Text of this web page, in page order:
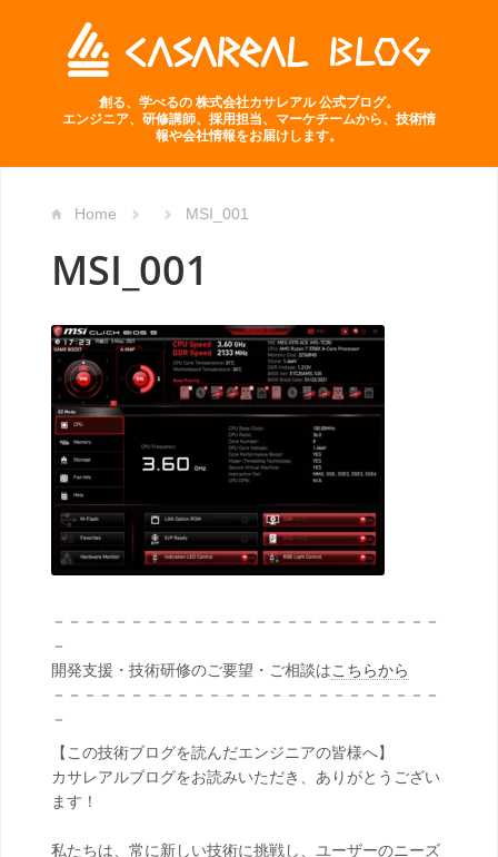
創る、学べるの 株式会社カサレアル 公式ブログ。
エンジニア、研修講師、採用担当、マーケチームから、技術情
報や会社情報をお届けします。
Home MSI_001
MSI_001
－－－－－－－－－－－－－－－－－－－－－－－－－
－
開発支援・技術研修のご要望・ご相談はこちらから
－－－－－－－－－－－－－－－－－－－－－－－－－
－
【この技術ブログを読んだエンジニアの皆様へ】
カサレアルブログをお読みいただき、ありがとうござい
ます！
私たちは、常に新しい技術に挑戦し、ユーザーのニーズ